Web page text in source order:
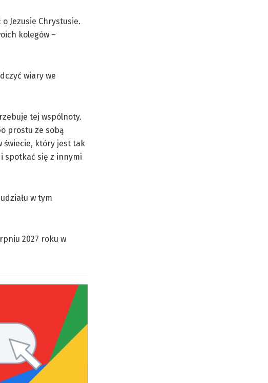
Jezusie Chrystusie.
kolegów –
wiary we
tej wspólnoty.
prostu ze sobą
świecie, który jest tak
spotkać się z innymi
w tym
2027 roku w